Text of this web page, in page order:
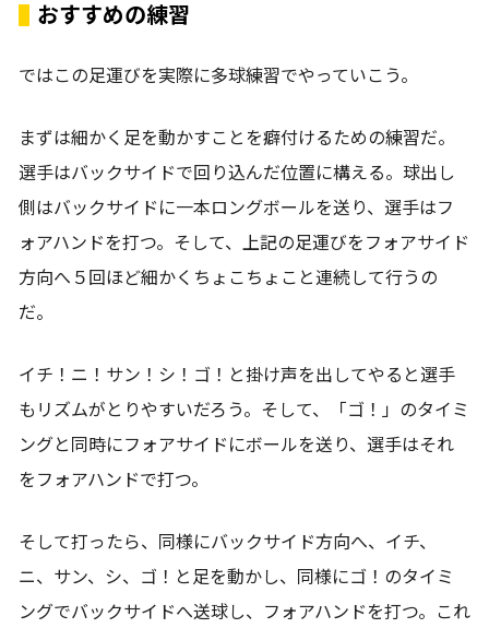
おすすめの練習
ではこの足運びを実際に多球練習でやっていこう。
まずは細かく足を動かすことを癖付けるための練習だ。
選手はバックサイドで回り込んだ位置に構える。球出し
側はバックサイドに一本ロングボールを送り、選手はフ
ォアハンドを打つ。そして、上記の足運びをフォアサイド
方向へ５回ほど細かくちょこちょこと連続して行うの
だ。
イチ！ニ！サン！シ！ゴ！と掛け声を出してやると選手
もリズムがとりやすいだろう。そして、「ゴ！」のタイミ
ングと同時にフォアサイドにボールを送り、選手はそれ
をフォアハンドで打つ。
そして打ったら、同様にバックサイド方向へ、イチ、
ニ、サン、シ、ゴ！と足を動かし、同様にゴ！のタイミ
ングでバックサイドへ送球し、フォアハンドを打つ。これ